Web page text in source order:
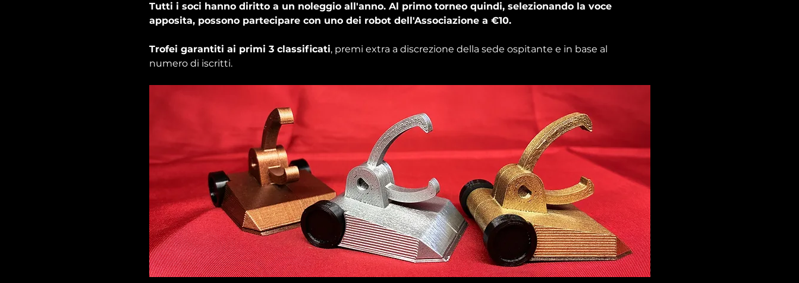
Tutti i soci hanno diritto a un noleggio all'anno. Al primo torneo quindi, selezionando la voce
apposita, possono partecipare con uno dei robot dell'Associazione a €10.
Trofei garantiti ai primi 3 classificati, premi extra a discrezione della sede ospitante e in base al
numero di iscritti.